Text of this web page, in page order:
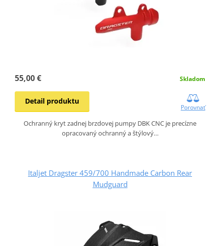
55,00 € Skladom
Detail produktu
Porovnať
Ochranný kryt zadnej brzdovej pumpy DBK CNC je precízne
opracovaný ochranný a štýlový…
Italjet Dragster 459/700 Handmade Carbon Rear
Mudguard